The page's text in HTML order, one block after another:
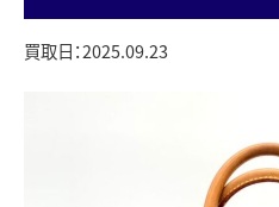
買取日：2025.09.23